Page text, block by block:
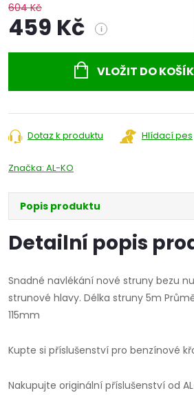
604 Kč
459 Kč i
VLOŽIT DO
Dotaz k produktu Hlídací pes
Značka: AL-KO
Popis produktu
Detailní popis
Snadné navlékání nové struny bezu
strunové hlavy. Délka struny 5m
115mm
Kupte si příslušenství pro benzínové
Nakupujte originální příslušenství od